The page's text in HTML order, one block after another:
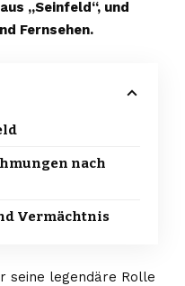
„Seinfeld“, und
Fernsehen.
nach
Vermächtnis
seine legendäre Rolle